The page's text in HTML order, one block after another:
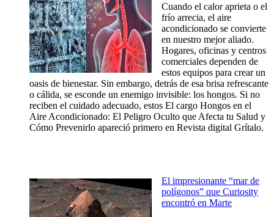
Cuando el calor aprieta o el
frío arrecia, el aire
acondicionado se convierte
en nuestro mejor aliado.
Hogares, oficinas y centros
comerciales dependen de
estos equipos para crear un
oasis de bienestar. Sin embargo, detrás de esa brisa refrescante
o cálida, se esconde un enemigo invisible: los hongos. Si no
reciben el cuidado adecuado, estos El cargo Hongos en el
Aire Acondicionado: El Peligro Oculto que Afecta tu Salud y
Cómo Prevenirlo apareció primero en Revista digital Grítalo.
El impresionante “mar de
polígonos” que Curiosity
encontró en Marte